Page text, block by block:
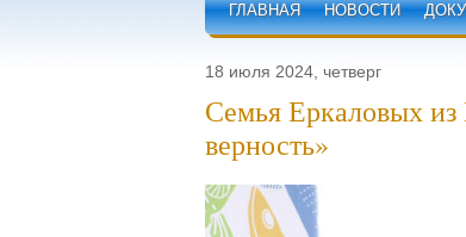
ГЛАВНАЯ НОВОСТИ
18 июля 2024, четверг
Семья Еркаловых
верность»